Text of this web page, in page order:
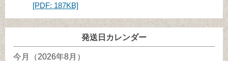
[PDF: 187KB]
発送日カレンダー
今月（2026年8月）